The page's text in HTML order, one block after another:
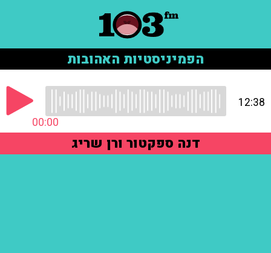
הפמיניסטיות האהובות
00:00
12:38
דנה ספקטור ורן שריג